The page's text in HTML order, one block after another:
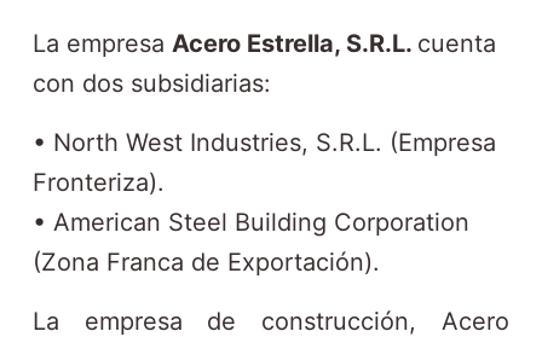
La empresa Acero Estrella, S.R.L. cuenta
con dos subsidiarias:
• North West Industries, S.R.L. (Empresa
Fronteriza).
• American Steel Building Corporation
(Zona Franca de Exportación).
La empresa de construcción, Acero